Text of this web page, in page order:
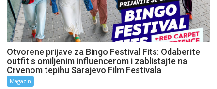
Otvorene prijave za Bingo Festival Fits: Odaberite
outfit s omiljenim influencerom i zablistajte na
Crvenom tepihu Sarajevo Film Festivala
Magazin